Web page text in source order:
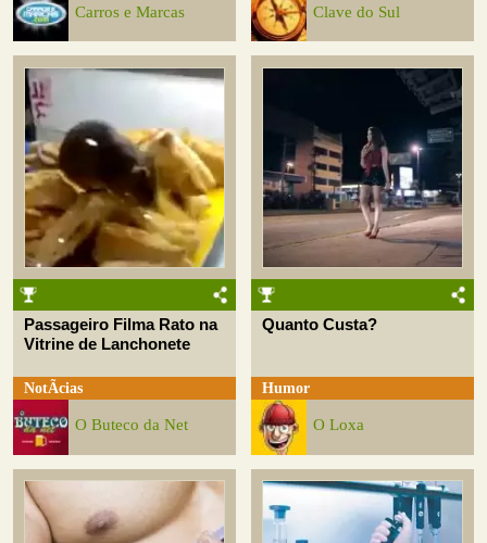
Carros e Marcas Clave do Sul
Passageiro Filma Rato na
Vitrine de Lanchonete
NotÃ­cias
O Buteco da Net
Quanto Custa?
Humor
O Loxa